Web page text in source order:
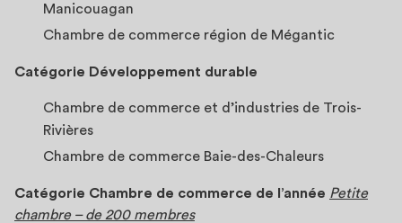
Manicouagan
Chambre de commerce région de Mégantic
Catégorie Développement durable
Chambre de commerce et d’industries de Trois-
Rivières
Chambre de commerce Baie-des-Chaleurs
Catégorie Chambre de commerce de l’année Petite
chambre – de 200 membres